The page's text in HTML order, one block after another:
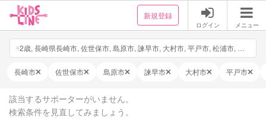
新規登録
ログイン メニュー
長崎市 佐世保市 島原市 諫早市 大村市 平戸市
該当するサポーターがいません。
検索条件を見直してみましょう。